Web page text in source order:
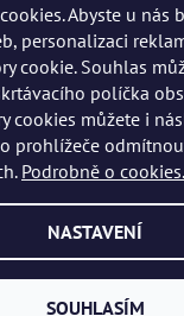
Karla Zemana,
Vytvořil Shoptet
Abyste u nás
personalizaci
cookie. Souhlas
políčka
cookies můžete i
prohlížeče
Podrobně o cookies.
NASTAVENÍ
SOUHLASÍM